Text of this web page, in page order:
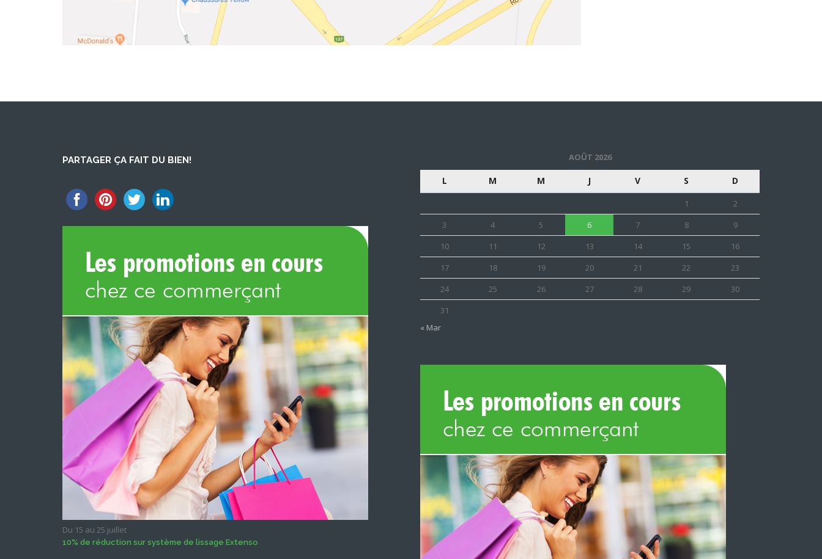
PARTAGER ÇA FAIT DU BIEN!
Du 15 au 25 juillet
10% de réduction sur système de lissage Extenso
AOÛT 2026
L M M J V S D
1
2
3
4 5 6 7 8
9
10
11 12 13 14 15
16
17
18 19 20 21 22
23
24
25 26 27 28 29
30
31
« Mar